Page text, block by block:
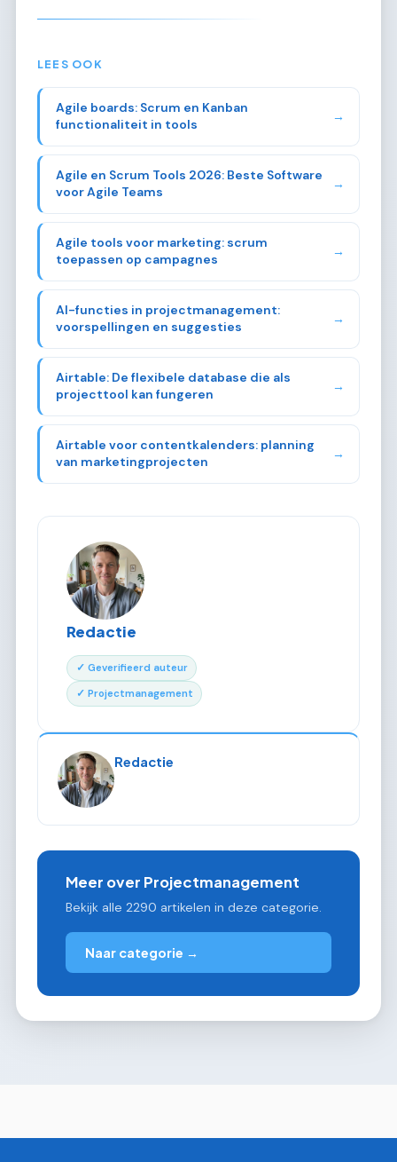
LEES OOK
Agile boards: Scrum en Kanban
functionaliteit in tools
→
Agile en Scrum Tools 2026: Beste Software
voor Agile Teams
→
Agile tools voor marketing: scrum
toepassen op campagnes
→
AI-functies in projectmanagement:
voorspellingen en suggesties
→
Airtable: De flexibele database die als
projecttool kan fungeren
→
Airtable voor contentkalenders: planning
van marketingprojecten
→
Redactie
✓ Geverifieerd auteur
✓ Projectmanagement
Redactie
Meer over Projectmanagement
Bekijk alle 2290 artikelen in deze categorie.
Naar categorie →